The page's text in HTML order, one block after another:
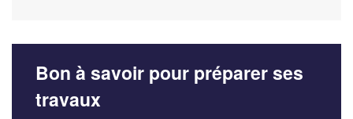
Bon à savoir pour préparer ses
travaux